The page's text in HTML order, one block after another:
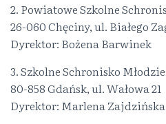
2. Powiatowe Szkolne
26-060 Chęciny, ul. Białego
Dyrektor: Bożena Barwinek
3. Szkolne Schronisko
80-858 Gdańsk, ul. Wałowa 21
Dyrektor: Marlena